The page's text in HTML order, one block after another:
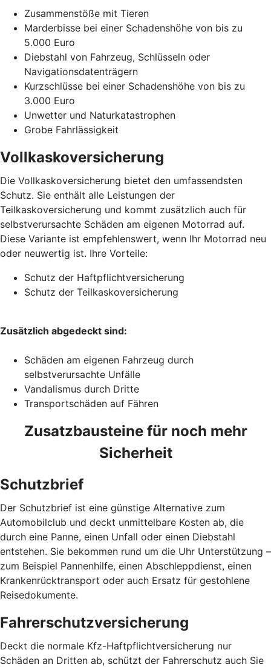
Zusammenstöße mit Tieren
Marderbisse bei einer Schadenshöhe von bis zu
5.000 Euro
Diebstahl von Fahrzeug, Schlüsseln oder
Navigationsdatenträgern
Kurzschlüsse bei einer Schadenshöhe von bis zu
3.000 Euro
Unwetter und Naturkatastrophen
Grobe Fahrlässigkeit
Vollkaskoversicherung
Die Vollkaskoversicherung bietet den umfassendsten
Schutz. Sie enthält alle Leistungen der
Teilkaskoversicherung und kommt zusätzlich auch für
selbstverursachte Schäden am eigenen Motorrad auf.
Diese Variante ist empfehlenswert, wenn Ihr Motorrad neu
oder neuwertig ist. Ihre Vorteile:
Schutz der Haftpflichtversicherung
Schutz der Teilkaskoversicherung
Zusätzlich abgedeckt sind:
Schäden am eigenen Fahrzeug durch
selbstverursachte Unfälle
Vandalismus durch Dritte
Transportschäden auf Fähren
Zusatzbausteine für noch mehr
Sicherheit
Schutzbrief
Der Schutzbrief ist eine günstige Alternative zum
Automobilclub und deckt unmittelbare Kosten ab, die
durch eine Panne, einen Unfall oder einen Diebstahl
entstehen. Sie bekommen rund um die Uhr Unterstützung –
zum Beispiel Pannenhilfe, einen Abschleppdienst, einen
Krankenrücktransport oder auch Ersatz für gestohlene
Reisedokumente.
Fahrerschutzversicherung
Deckt die normale Kfz-Haftpflichtversicherung nur
Schäden an Dritten ab, schützt der Fahrerschutz auch Sie